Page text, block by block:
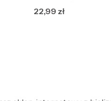
Producent
Cena
22,99 zł